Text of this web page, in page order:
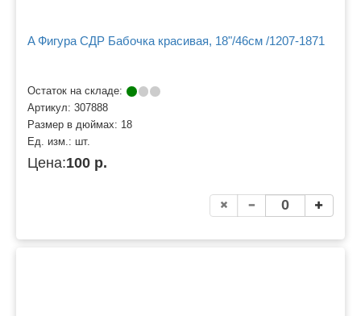
A Фигура СДР Бабочка красивая, 18"/46см /1207-1871
Остаток на складе:
Артикул: 307888
Размер в дюймах: 18
Ед. изм.: шт.
Цена:100 р.